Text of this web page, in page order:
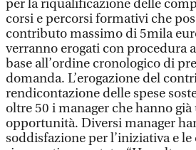
per la riqualificazione delle
corsi e percorsi formativi che
contributo massimo di 5mila
verranno erogati con procedura
base all’ordine cronologico di
domanda. L’erogazione del
rendicontazione delle spese
oltre 50 i manager che hanno
opportunità. Diversi manager
soddisfazione per l’iniziativa e